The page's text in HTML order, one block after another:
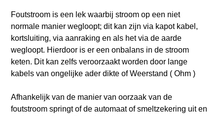
Foutstroom is een lek waarbij stroom op een niet
normale manier wegloopt; dit kan zijn via kapot kabel,
kortsluiting, via aanraking en als het via de aarde
wegloopt. Hierdoor is er een onbalans in de stroom
keten. Dit kan zelfs veroorzaakt worden door lange
kabels van ongelijke ader dikte of Weerstand ( Ohm )
Afhankelijk van de manier van oorzaak van de
foutstroom springt of de automaat of smeltzekering uit en